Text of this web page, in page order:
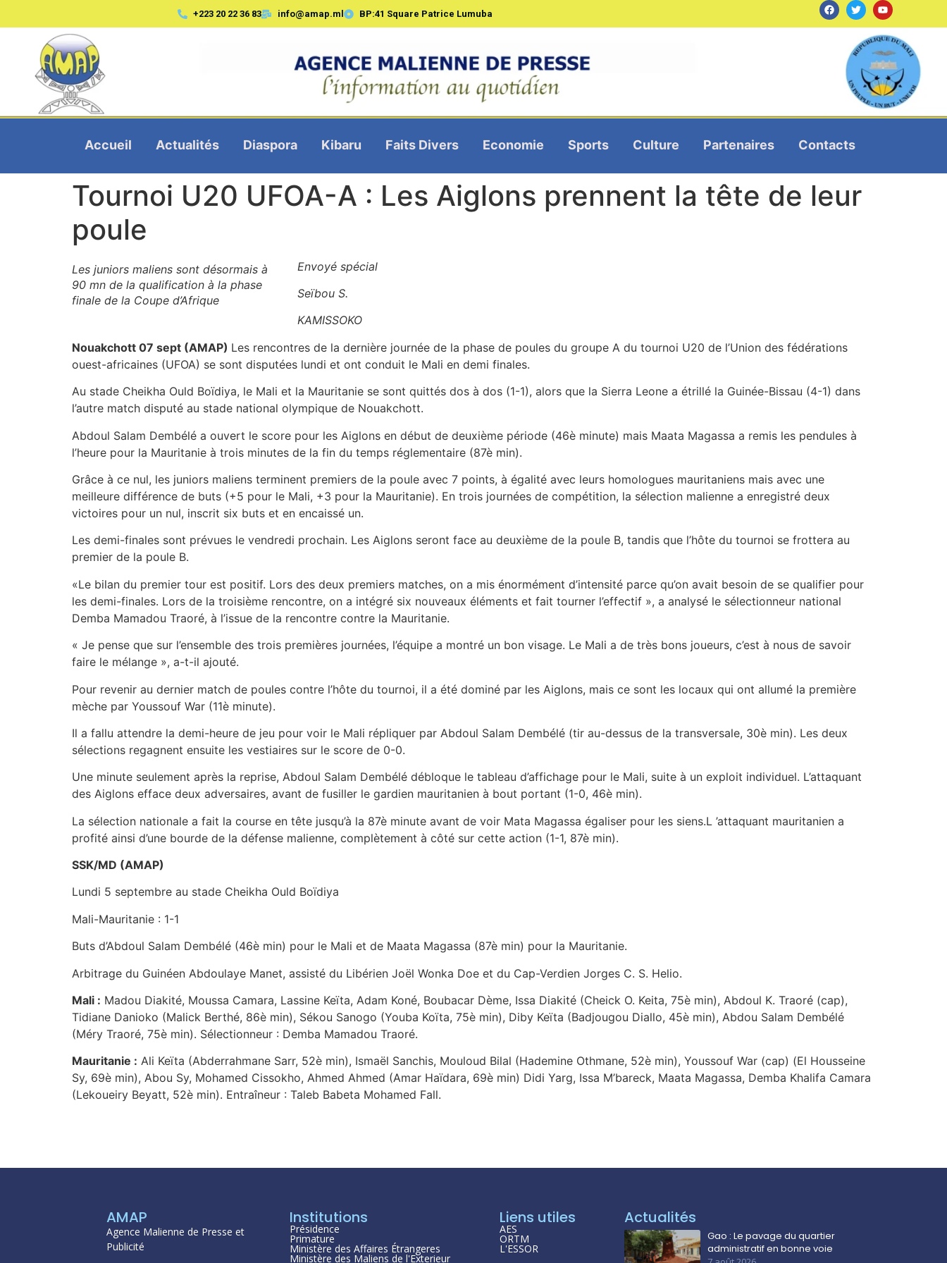
+223 20 22 36 83 info@amap.ml BP:41 Square Patrice Lumuba
Accueil Actualités Diaspora Kibaru Faits Divers Economie Sports Culture Partenaires Contacts
Tournoi U20 UFOA-A : Les Aiglons prennent la tête de leur
poule
Les juniors maliens sont désormais à
90 mn de la qualification à la phase
finale de la Coupe d’Afrique
Envoyé spécial
Seïbou S.
KAMISSOKO
Nouakchott 07 sept (AMAP) Les rencontres de la dernière journée de la phase de poules du groupe A du tournoi U20 de l’Union des fédérations
ouest-africaines (UFOA) se sont disputées lundi et ont conduit le Mali en demi finales.
Au stade Cheikha Ould Boïdiya, le Mali et la Mauritanie se sont quittés dos à dos (1-1), alors que la Sierra Leone a étrillé la Guinée-Bissau (4-1) dans
l’autre match disputé au stade national olympique de Nouakchott.
Abdoul Salam Dembélé a ouvert le score pour les Aiglons en début de deuxième période (46è minute) mais Maata Magassa a remis les pendules à
l’heure pour la Mauritanie à trois minutes de la fin du temps réglementaire (87è min).
Grâce à ce nul, les juniors maliens terminent premiers de la poule avec 7 points, à égalité avec leurs homologues mauritaniens mais avec une
meilleure différence de buts (+5 pour le Mali, +3 pour la Mauritanie). En trois journées de compétition, la sélection malienne a enregistré deux
victoires pour un nul, inscrit six buts et en encaissé un.
Les demi-finales sont prévues le vendredi prochain. Les Aiglons seront face au deuxième de la poule B, tandis que l’hôte du tournoi se frottera au
premier de la poule B.
«Le bilan du premier tour est positif. Lors des deux premiers matches, on a mis énormément d’intensité parce qu’on avait besoin de se qualifier pour
les demi-finales. Lors de la troisième rencontre, on a intégré six nouveaux éléments et fait tourner l’effectif », a analysé le sélectionneur national
Demba Mamadou Traoré, à l’issue de la rencontre contre la Mauritanie.
« Je pense que sur l’ensemble des trois premières journées, l’équipe a montré un bon visage. Le Mali a de très bons joueurs, c’est à nous de savoir
faire le mélange », a-t-il ajouté.
Pour revenir au dernier match de poules contre l’hôte du tournoi, il a été dominé par les Aiglons, mais ce sont les locaux qui ont allumé la première
mèche par Youssouf War (11è minute).
Il a fallu attendre la demi-heure de jeu pour voir le Mali répliquer par Abdoul Salam Dembélé (tir au-dessus de la transversale, 30è min). Les deux
sélections regagnent ensuite les vestiaires sur le score de 0-0.
Une minute seulement après la reprise, Abdoul Salam Dembélé débloque le tableau d’affichage pour le Mali, suite à un exploit individuel. L’attaquant
des Aiglons efface deux adversaires, avant de fusiller le gardien mauritanien à bout portant (1-0, 46è min).
La sélection nationale a fait la course en tête jusqu’à la 87è minute avant de voir Mata Magassa égaliser pour les siens.L ’attaquant mauritanien a
profité ainsi d’une bourde de la défense malienne, complètement à côté sur cette action (1-1, 87è min).
SSK/MD (AMAP)
Lundi 5 septembre au stade Cheikha Ould Boïdiya
Mali-Mauritanie : 1-1
Buts d’Abdoul Salam Dembélé (46è min) pour le Mali et de Maata Magassa (87è min) pour la Mauritanie.
Arbitrage du Guinéen Abdoulaye Manet, assisté du Libérien Joël Wonka Doe et du Cap-Verdien Jorges C. S. Helio.
Mali : Madou Diakité, Moussa Camara, Lassine Keïta, Adam Koné, Boubacar Dème, Issa Diakité (Cheick O. Keita, 75è min), Abdoul K. Traoré (cap),
Tidiane Danioko (Malick Berthé, 86è min), Sékou Sanogo (Youba Koïta, 75è min), Diby Keïta (Badjougou Diallo, 45è min), Abdou Salam Dembélé
(Méry Traoré, 75è min). Sélectionneur : Demba Mamadou Traoré.
Mauritanie : Ali Keïta (Abderrahmane Sarr, 52è min), Ismaël Sanchis, Mouloud Bilal (Hademine Othmane, 52è min), Youssouf War (cap) (El Housseine
Sy, 69è min), Abou Sy, Mohamed Cissokho, Ahmed Ahmed (Amar Haïdara, 69è min) Didi Yarg, Issa M’bareck, Maata Magassa, Demba Khalifa Camara
(Lekoueiry Beyatt, 52è min). Entraîneur : Taleb Babeta Mohamed Fall.
AMAP
Agence Malienne de Presse et
Publicité
Institutions
Présidence
Primature
Ministère des Affaires Étrangeres
Ministère des Maliens de l'Exterieur
Liens utiles
AES
ORTM
L'ESSOR
Actualités
Gao : Le pavage du quartier
administratif en bonne voie